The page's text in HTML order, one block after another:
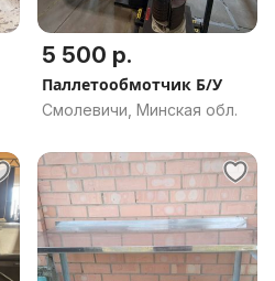
5 500 р.
Паллетообмотчик Б/У
Смолевичи, Минская обл.